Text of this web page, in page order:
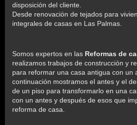
disposición del cliente.
Desde renovación de tejados para
integrales de casas en Las Palmas.
Somos expertos en las Reformas de
realizamos trabajos de construcción y
para reformar una casa antigua con un
continuación mostramos el antes y el
de un piso para transformarlo en una
con un antes y después de esos que
reforma de casa.